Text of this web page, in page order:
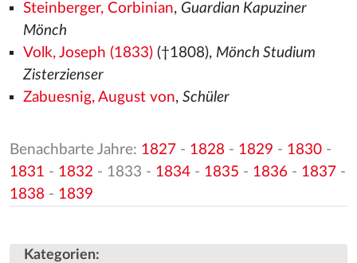
Steinberger, Corbinian, Guardian Kapuziner
Mönch
Volk, Joseph (1833)(†1808), Mönch Studium
Zisterzienser
Zabuesnig, August von, Schüler
Benachbarte Jahre: 1827 - 1828 - 1829 - 1830 -
1831 - 1832 - 1833 - 1834 - 1835 - 1836 - 1837 -
1838 - 1839
Kategorien: